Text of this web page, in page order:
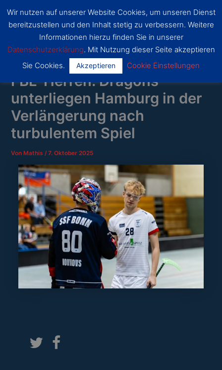
Inhalt
springen
SSF
Dragons
Bonn
Main
Menu
FBL-Herren: Dragons
unterliegen Hamburg in der
Verlängerung nach
turbulentem Spiel
Von Mathis/7. Oktober 2025
Wir nutzen auf unserer Website Cookies, um unseren Dienst
bereitzustellen und den Inhalt stetig zu verbessern. Weitere
Informationen hierzu finden Sie in unserer
Datenschutzerklärung. Mit Nutzung dieser Seite akzeptieren
Sie Cookies.
Akzeptieren Cookie Einstellungen